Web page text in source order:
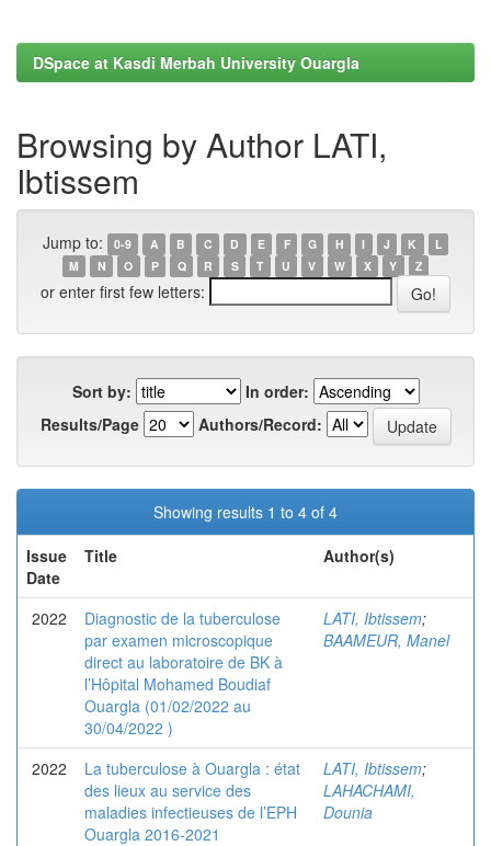
DSpace at Kasdi Merbah University Ouargla
Browsing by Author LATI,
Ibtissem
Jump to: 0-9 A B C D E F G H I J K
L
M
N O P Q R S T U V W X Y Z
or enter first few letters:
Sort by:
In order:
Results/Page
Authors/Record:
Showing results 1 to 4 of 4
Issue
Date
Title Author(s)
2022
Diagnostic de la tuberculose
par examen microscopique
direct au laboratoire de BK à
l’Hôpital Mohamed Boudiaf
Ouargla (01/02/2022 au
30/04/2022 )
LATI, Ibtissem;
BAAMEUR, Manel
2022
La tuberculose à Ouargla : état
des lieux au service des
maladies infectieuses de l’EPH
Ouargla 2016-2021
LATI, Ibtissem;
LAHACHAMI,
Dounia